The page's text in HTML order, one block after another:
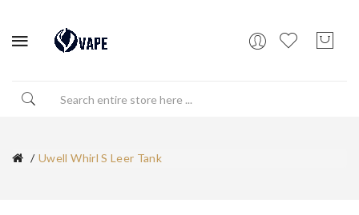
Uwell Whirl S Leer Tank